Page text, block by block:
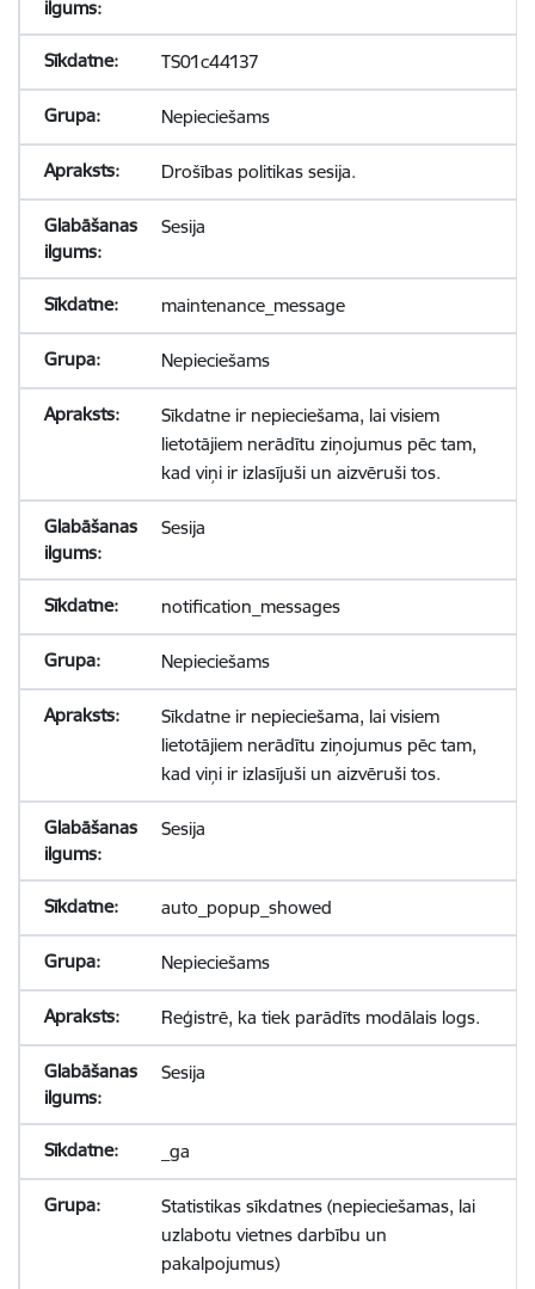
TS01c44137
Nepieciešams
Drošības politikas sesija.
Sesija
maintenance_message
Nepieciešams
Sīkdatne ir nepieciešama, lai visiem
lietotājiem nerādītu ziņojumus pēc tam,
kad viņi ir izlasījuši un aizvēruši tos.
Sesija
notification_messages
Nepieciešams
Sīkdatne ir nepieciešama, lai visiem
lietotājiem nerādītu ziņojumus pēc tam,
kad viņi ir izlasījuši un aizvēruši tos.
Sesija
auto_popup_showed
Nepieciešams
Reģistrē, ka tiek parādīts modālais logs.
Sesija
_ga
Statistikas sīkdatnes (nepieciešamas, lai
uzlabotu vietnes darbību un
pakalpojumus)